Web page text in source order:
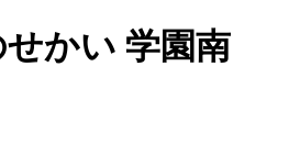
かい 学園南